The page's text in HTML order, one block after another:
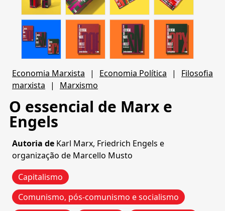
Economia Marxista | Economia Política |
Filosofia
marxista
| Marxismo
O essencial de Marx e
Engels
Autoria de Karl Marx, Friedrich Engels e
organização de Marcello Musto
Capitalismo
Comunismo, pós-comunismo e socialismo